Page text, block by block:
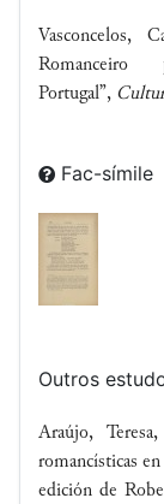
Vasconcelos,
Portugal”,
Fac-símile
Outros
Araújo,
romancísticas
edición de